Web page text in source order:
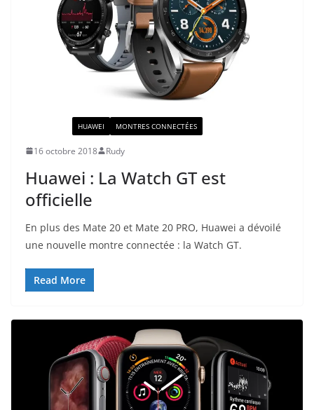
HUAWEI MONTRES CONNECTÉES
16 octobre 2018 Rudy
Huawei : La Watch GT est
officielle
En plus des Mate 20 et Mate 20 PRO, Huawei a dévoilé
une nouvelle montre connectée : la Watch GT.
Read More